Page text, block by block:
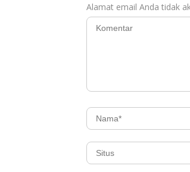
Alamat email Anda tidak